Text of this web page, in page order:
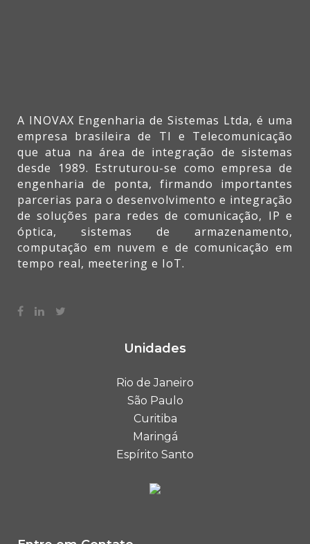
Rio de Janeiro
São Paulo
Curitiba
Maringá
Espírito Santo